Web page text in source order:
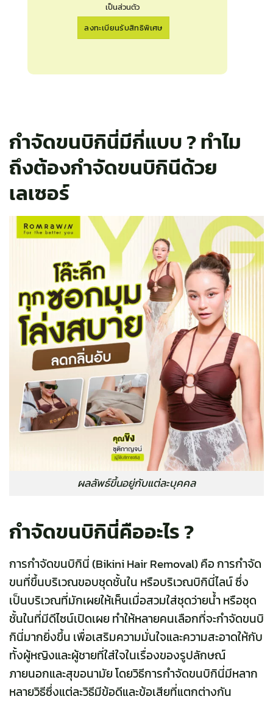
เป็นส่วนตัว
กำจัดขนบิกินี่มีกี่แบบ ?ทำไม
ถึงต้องกำจัดขนบิกินีด้วย
เลเซอร์
ผลลัพธ์ขึ้นอยู่กับแต่ละบุคคล
กำจัดขนบิกินี่คืออะไร ?
การกำจัดขนบิกินี่ (Bikini Hair Removal) คือ การกำจัด
ขนที่ขึ้นบริเวณขอบชุดชั้นใน หรือบริเวณบิกินี่ไลน์ ซึ่ง
เป็นบริเวณที่มักเผยให้เห็นเมื่อสวมใส่ชุดว่ายน้ำ หรือชุด
ชั้นในที่มีดีไซน์เปิดเผย ทำให้หลายคนเลือกที่จะกำจัดขนบิ
กินี่มากยิ่งขึ้น เพื่อเสริมความมั่นใจและความสะอาดให้กับ
ทั้งผู้หญิงและผู้ชายที่ใส่ใจในเรื่องของรูปลักษณ์
ภายนอกและสุขอนามัย โดยวิธีการกำจัดขนบิกินี่มีหลาก
หลายวิธีซึ่งแต่ละวิธีมีข้อดีและข้อเสียที่แตกต่างกัน